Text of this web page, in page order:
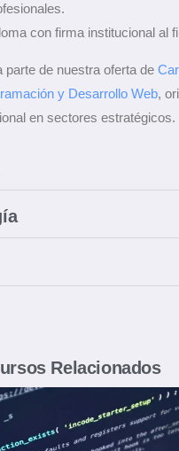
con firma institucional al
parte de nuestra oferta de
y Desarrollo Web,
en sectores estratégicos.
Relacionados